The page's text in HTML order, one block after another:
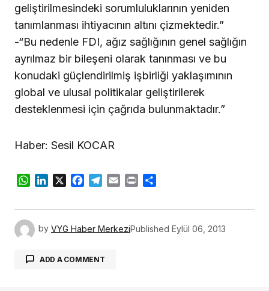
geliştirilmesindeki sorumluluklarının yeniden
tanımlanması ihtiyacının altını çizmektedir.”
-“Bu nedenle FDI, ağız sağlığının genel sağlığın
ayrılmaz bir bileşeni olarak tanınması ve bu
konudaki güçlendirilmiş işbirliği yaklaşımının
global ve ulusal politikalar geliştirilerek
desteklenmesi için çağrıda bulunmaktadır.”
Haber: Sesil KOCAR
WhatsApp
LinkedIn
X Facebook
Telegram
Email Print
by VYG Haber MerkeziPublished Eylül 06, 2013
ADD A COMMENT